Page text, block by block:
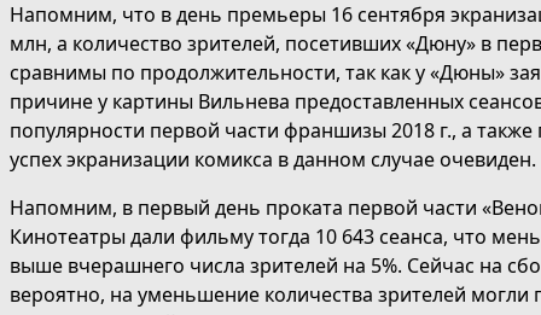
Напомним, что в день премьеры 16 сентября
млн, а количество зрителей, посетивших «Дюну» в
сравнимы по продолжительности, так как у «Дюны»
причине у картины Вильнева предоставленных
популярности первой части франшизы 2018 г., а
успех экранизации комикса в данном случае очевиден.
Напомним, в первый день проката первой части
Кинотеатры дали фильму тогда 10 643 сеанса, что
выше вчерашнего числа зрителей на 5%. Сейчас на
вероятно, на уменьшение количества зрителей могли